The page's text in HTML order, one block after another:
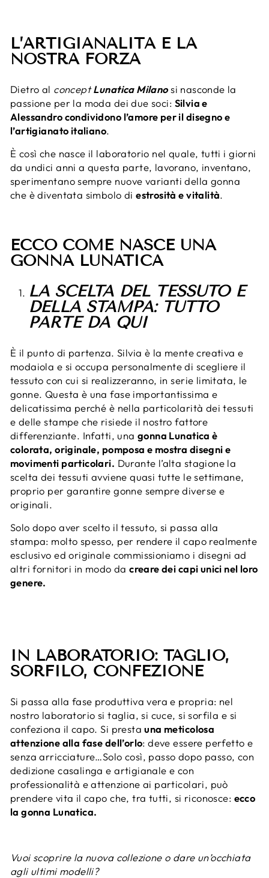
L’ARTIGIANALITÀ È LA
NOSTRA FORZA
Dietro al concept Lunatica Milanosi nasconde la
passione per la moda dei due soci: Silvia e
Alessandro condividono l’amore per il disegno e
l’artigianato italiano.
È così che nasce il laboratorio nel quale, tutti i giorni
da undici anni a questa parte, lavorano, inventano,
sperimentano sempre nuove varianti della gonna
che è diventata simbolo diestrosità e vitalità.
ECCO COME NASCE UNA
GONNA LUNATICA
LA SCELTA DEL TESSUTO E
DELLA STAMPA: TUTTO
PARTE DA QUI
È il punto di partenza. Silvia è la mente creativa e
modaiola e si occupa personalmente di scegliere il
tessuto con cui si realizzeranno, in serie limitata, le
gonne. Questa è una fase importantissima e
delicatissima perché è nella particolarità dei tessuti
e delle stampe che risiede il nostro fattore
differenziante. Infatti, unagonna Lunatica è
colorata, originale, pomposa e mostra disegni e
movimenti particolari. Durante l’alta stagione la
scelta dei tessuti avviene quasi tutte le settimane,
proprio per garantire gonne sempre diverse e
originali.
Solo dopo aver scelto il tessuto, si passa alla
stampa: molto spesso, per rendere il capo realmente
esclusivo ed originale commissioniamo i disegni ad
altri fornitori in modo dacreare dei capi unici nel loro
genere.
IN LABORATORIO: TAGLIO,
SORFILO, CONFEZIONE
Si passa alla fase produttiva vera e propria: nel
nostro laboratorio si taglia, si cuce, si sorfila e si
confeziona il capo. Si prestauna meticolosa
attenzione alla fase dell’orlo: deve essere perfetto e
senza arricciature…Solo così, passo dopo passo, con
dedizione casalinga e artigianale e con
professionalità e attenzione ai particolari, può
prendere vita il capo che, tra tutti, si riconosce: ecco
la gonna Lunatica.
Vuoi scoprire la nuova collezione o dare un’occhiata
agli ultimi modelli?